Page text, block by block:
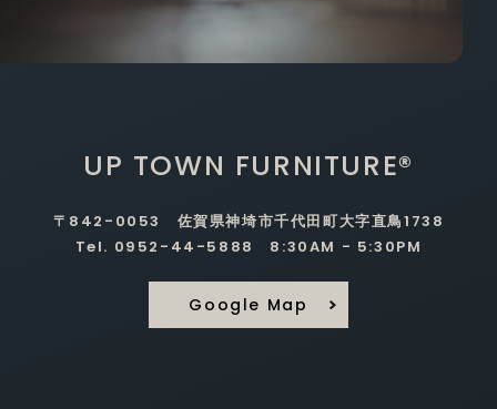
UP TOWN FURNITURE®
〒842-0053 佐賀県神埼市千代田町大字直鳥1738
Tel. 0952-44-5888 8:30AM - 5:30PM
Google Map